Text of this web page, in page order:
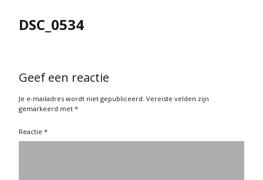
DSC_0534
Geef een reactie
Je e-mailadres wordt niet gepubliceerd. Vereiste velden zijn
gemarkeerd met *
Reactie *